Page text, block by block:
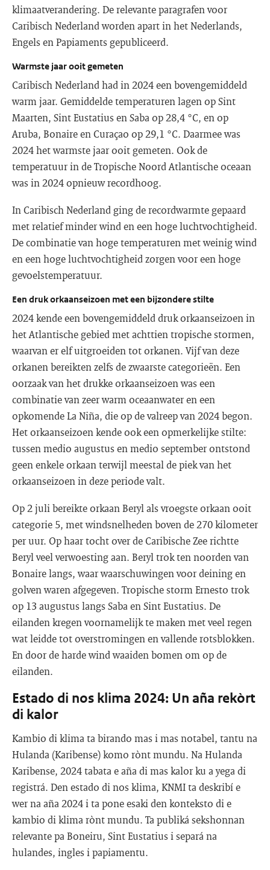
klimaatverandering. De relevante paragrafen voor
Caribisch Nederland worden apart in het Nederlands,
Engels en Papiaments gepubliceerd.
Warmste jaar ooit gemeten
Caribisch Nederland had in 2024 een bovengemiddeld
warm jaar. Gemiddelde temperaturen lagen op Sint
Maarten, Sint Eustatius en Saba op 28,4 °C, en op
Aruba, Bonaire en Curaçao op 29,1 °C. Daarmee was
2024 het warmste jaar ooit gemeten. Ook de
temperatuur in de Tropische Noord Atlantische oceaan
was in 2024 opnieuw recordhoog.
In Caribisch Nederland ging de recordwarmte gepaard
met relatief minder wind en een hoge luchtvochtigheid.
De combinatie van hoge temperaturen met weinig wind
en een hoge luchtvochtigheid zorgen voor een hoge
gevoelstemperatuur.
Een druk orkaanseizoen met een bijzondere stilte
2024 kende een bovengemiddeld druk orkaanseizoen in
het Atlantische gebied met achttien tropische stormen,
waarvan er elf uitgroeiden tot orkanen. Vijf van deze
orkanen bereikten zelfs de zwaarste categorieën. Een
oorzaak van het drukke orkaanseizoen was een
combinatie van zeer warm oceaanwater en een
opkomende La Niña, die op de valreep van 2024 begon.
Het orkaanseizoen kende ook een opmerkelijke stilte:
tussen medio augustus en medio september ontstond
geen enkele orkaan terwijl meestal de piek van het
orkaanseizoen in deze periode valt.
Op 2 juli bereikte orkaan Beryl als vroegste orkaan ooit
categorie 5, met windsnelheden boven de 270 kilometer
per uur. Op haar tocht over de Caribische Zee richtte
Beryl veel verwoesting aan. Beryl trok ten noorden van
Bonaire langs, waar waarschuwingen voor deining en
golven waren afgegeven. Tropische storm Ernesto trok
op 13 augustus langs Saba en Sint Eustatius. De
eilanden kregen voornamelijk te maken met veel regen
wat leidde tot overstromingen en vallende rotsblokken.
En door de harde wind waaiden bomen om op de
eilanden.
Estado di nos klima 2024: Un aña rekòrt
di kalor
Kambio di klima ta birando mas i mas notabel, tantu na
Hulanda (Karibense) komo rònt mundu. Na Hulanda
Karibense, 2024 tabata e aña di mas kalor ku a yega di
registrá. Den estado di nos klima, KNMI ta deskribí e
wer na aña 2024 i ta pone esaki den konteksto di e
kambio di klima rònt mundu. Ta publiká sekshonnan
relevante pa Boneiru, Sint Eustatius i separá na
hulandes, ingles i papiamentu.